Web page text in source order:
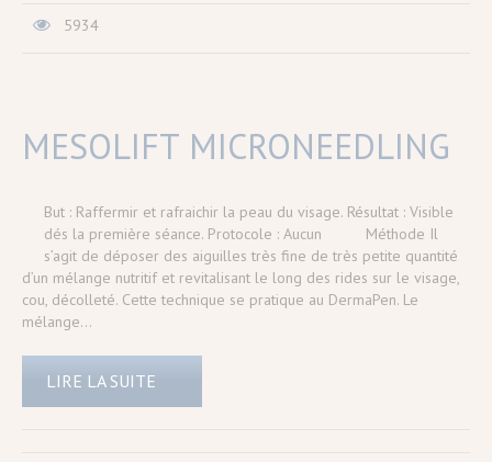
5934
MESOLIFT MICRONEEDLING
But : Raffermir et rafraichir la peau du visage. Résultat : Visible
dés la première séance. Protocole : Aucun Méthode Il
s’agit de déposer des aiguilles très fine de très petite quantité
d’un mélange nutritif et revitalisant le long des rides sur le visage,
cou, décolleté. Cette technique se pratique au DermaPen. Le
mélange…
LIRE LA SUITE